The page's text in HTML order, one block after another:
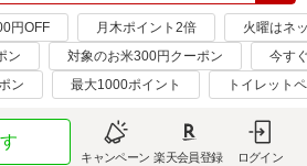
円OFF 月木ポイント2倍
火曜はネ
ン
対象のお米300円クーポン
今す
ン
最大1000ポイント トイレット
キャンペーン 楽天会員登録 ログイン